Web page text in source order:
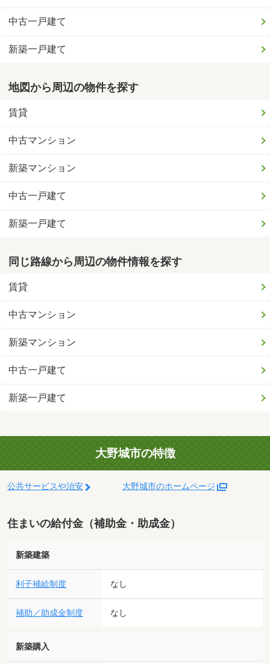
中古一戸建て
新築一戸建て
地図から周辺の物件を探す
賃貸
中古マンション
新築マンション
中古一戸建て
新築一戸建て
同じ路線から周辺の物件情報を探す
賃貸
中古マンション
新築マンション
中古一戸建て
新築一戸建て
大野城市の特徴
公共サービスや治安 大野城市のホームページ
住まいの給付金（補助金・助成金）
新築建築
利子補給制度 なし
補助／助成金制度 なし
新築購入